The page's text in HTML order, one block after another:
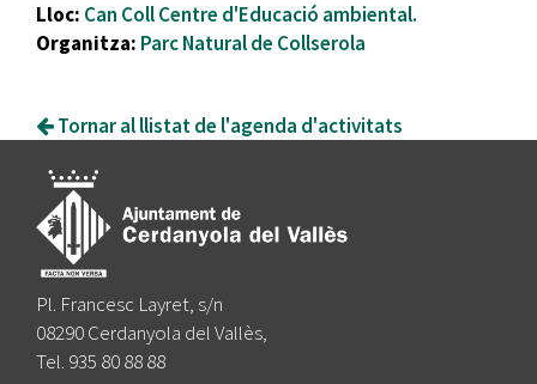
Lloc: Can Coll Centre d'Educació ambiental.
Organitza: Parc Natural de Collserola
Tornar al llistat de l'agenda d'activitats
Pl. Francesc Layret, s/n
08290 Cerdanyola del Vallès,
Tel. 935 80 88 88